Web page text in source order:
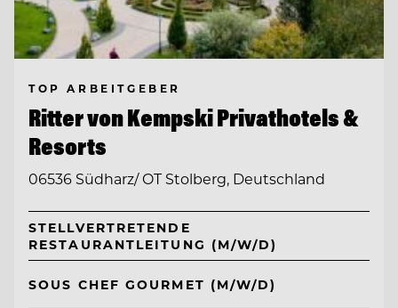
TOP ARBEITGEBER
Ritter von Kempski Privathotels &
Resorts
06536 Südharz/ OT Stolberg, Deutschland
STELLVERTRETENDE
RESTAURANTLEITUNG (M/W/D)
SOUS CHEF GOURMET (M/W/D)